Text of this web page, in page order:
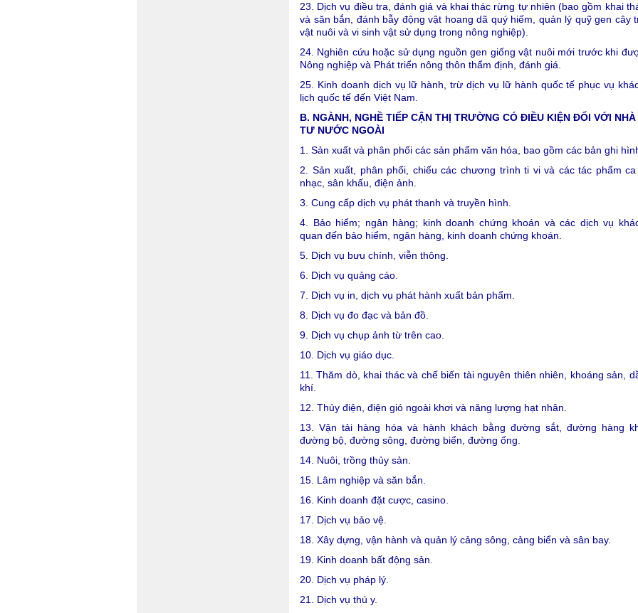
23. Dịch vụ điều tra, đánh giá và khai thác rừng tự nhiên (bao gồm khai
và săn bắn, đánh bẫy động vật hoang dã quý hiếm, quản lý quỹ gen cây
vật nuôi và vi sinh vật sử dụng trong nông nghiệp).
24. Nghiên cứu hoặc sử dụng nguồn gen giống vật nuôi mới trước khi
Nông nghiệp và Phát triển nông thôn thẩm định, đánh giá.
25. Kinh doanh dịch vụ lữ hành, trừ dịch vụ lữ hành quốc tế phục vụ
lịch quốc tế đến Việt Nam.
B. NGÀNH, NGHỀ TIẾP CẬN THỊ TRƯỜNG CÓ ĐIỀU KIỆN ĐỐI VỚI
TƯ NƯỚC NGOÀI
1. Sản xuất và phân phối các sản phẩm văn hóa, bao gồm các bản ghi
2. Sản xuất, phân phối, chiếu các chương trình ti vi và các tác phẩm ca
nhạc, sân khấu, điện ảnh.
3. Cung cấp dịch vụ phát thanh và truyền hình.
4. Bảo hiểm; ngân hàng; kinh doanh chứng khoán và các dịch vụ
quan đến bảo hiểm, ngân hàng, kinh doanh chứng khoán.
5. Dịch vụ bưu chính, viễn thông.
6. Dịch vụ quảng cáo.
7. Dịch vụ in, dịch vụ phát hành xuất bản phẩm.
8. Dịch vụ đo đạc và bản đồ.
9. Dịch vụ chụp ảnh từ trên cao.
10. Dịch vụ giáo dục.
11. Thăm dò, khai thác và chế biến tài nguyên thiên nhiên, khoáng sản,
khí.
12. Thủy điện, điện gió ngoài khơi và năng lượng hạt nhân.
13. Vận tải hàng hóa và hành khách bằng đường sắt, đường hàng
đường bộ, đường sông, đường biển, đường ống.
14. Nuôi, trồng thủy sản.
15. Lâm nghiệp và săn bắn.
16. Kinh doanh đặt cược, casino.
17. Dịch vụ bảo vệ.
18. Xây dựng, vận hành và quản lý cảng sông, cảng biển và sân bay.
19. Kinh doanh bất động sản.
20. Dịch vụ pháp lý.
21. Dịch vụ thú y.